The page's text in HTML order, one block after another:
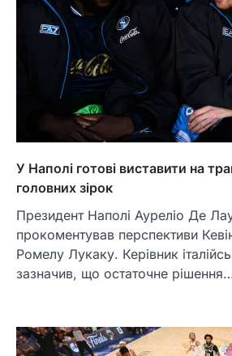
У Наполі готові виставити на
головних зірок
Президент Наполі Ауреліо Де
прокоментував перспективи
Ромелу Лукаку. Керівник
зазначив, що остаточне